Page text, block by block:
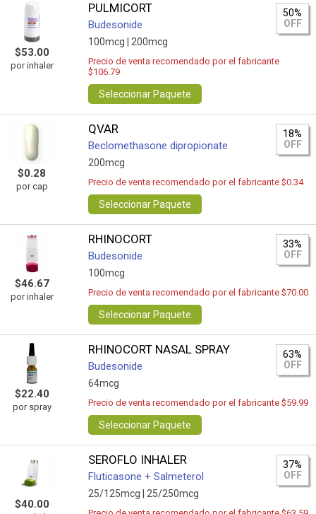
$53.00
por inhaler
PULMICORT
Budesonide
100mcg | 200mcg
50%
OFF
Precio de venta recomendado por el fabricante
$106.79
Seleccionar Paquete
$0.28
por cap
QVAR
Beclomethasone dipropionate
200mcg
18%
OFF
Precio de venta recomendado por el fabricante $0.34
Seleccionar Paquete
$46.67
por inhaler
RHINOCORT
Budesonide
100mcg
33%
OFF
Precio de venta recomendado por el fabricante $70.00
Seleccionar Paquete
$22.40
por spray
RHINOCORT NASAL SPRAY
Budesonide
64mcg
63%
OFF
Precio de venta recomendado por el fabricante $59.99
Seleccionar Paquete
$40.00
SEROFLO INHALER
Fluticasone + Salmeterol
25/125mcg | 25/250mcg
37%
OFF